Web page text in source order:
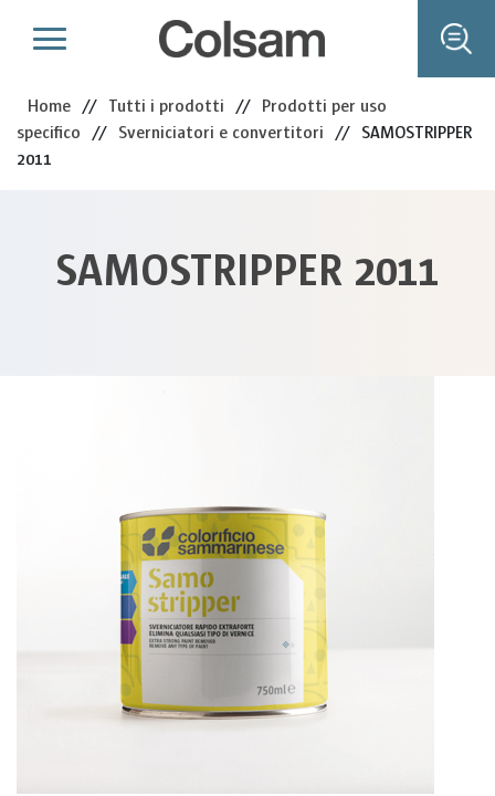
Home // Tutti i prodotti // Prodotti per uso
specifico // Sverniciatori e convertitori // SAMOSTRIPPER
2011
SAMOSTRIPPER 2011